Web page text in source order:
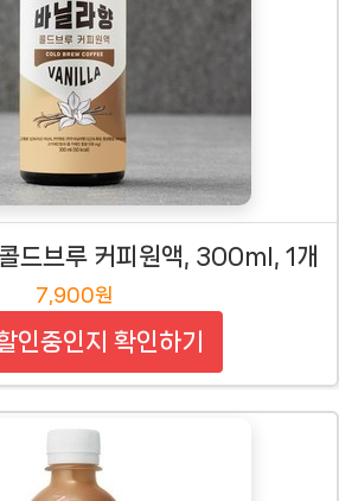
드브루 커피원액, 300ml, 1개
7,900원
인중인지 확인하기